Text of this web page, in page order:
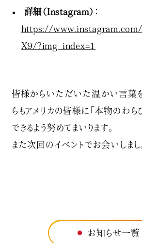
詳細（Instagram） ：
https://
X9/?img_index=1
皆様からいただいた温かい言葉
らもアメリカの皆様に「本物のわら
できるよう努めてまいります。
また次回のイベントでお会いしましょ
お知らせ一覧